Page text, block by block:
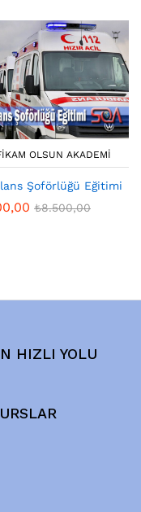
OLSUN AKADEMI
Şoförlüğü Eğitimi
₺8.500,00
HIZLI YOLU